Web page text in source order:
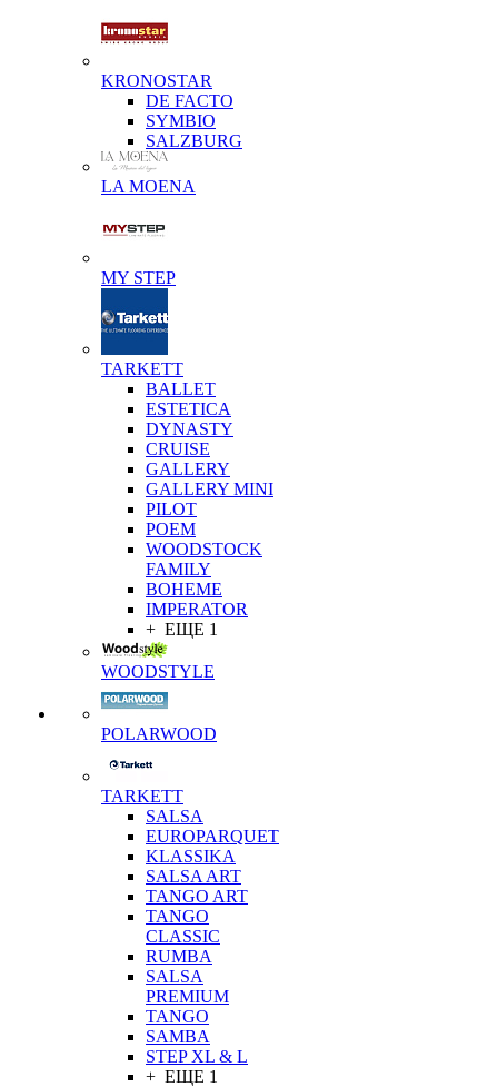
KRONOSTAR
DE FACTO
SYMBIO
SALZBURG
LA MOENA
MY STEP
TARKETT
BALLET
ESTETICA
DYNASTY
CRUISE
GALLERY
GALLERY MINI
PILOT
POEM
WOODSTOCK
FAMILY
BOHEME
IMPERATOR
+ ЕЩЕ 1
WOODSTYLE
POLARWOOD
TARKETT
SALSA
EUROPARQUET
KLASSIKA
SALSA ART
TANGO ART
TANGO
CLASSIC
RUMBA
SALSA
PREMIUM
TANGO
SAMBA
STEP XL & L
+ ЕЩЕ 1